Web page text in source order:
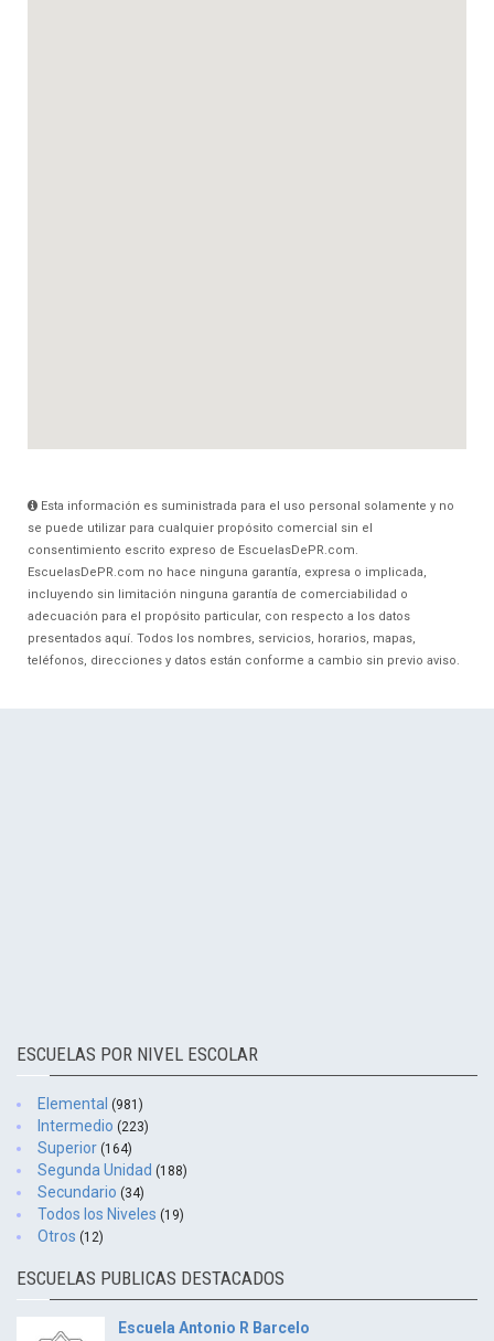
Esta información es suministrada para el uso personal solamente y no
se puede utilizar para cualquier propósito comercial sin el
consentimiento escrito expreso de EscuelasDePR.com.
EscuelasDePR.com no hace ninguna garantía, expresa o implicada,
incluyendo sin limitación ninguna garantía de comerciabilidad o
adecuación para el propósito particular, con respecto a los datos
presentados aquí. Todos los nombres, servicios, horarios, mapas,
teléfonos, direcciones y datos están conforme a cambio sin previo aviso.
ESCUELAS POR NIVEL ESCOLAR
Elemental (981)
Intermedio (223)
Superior (164)
Segunda Unidad (188)
Secundario (34)
Todos los Niveles (19)
Otros (12)
ESCUELAS PUBLICAS DESTACADOS
Escuela Antonio R Barcelo